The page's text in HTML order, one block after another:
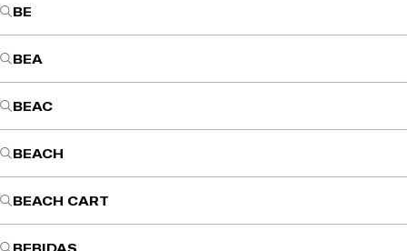
BE
BEA
BEAC
BEACH
BEACH CART
BEBIDAS